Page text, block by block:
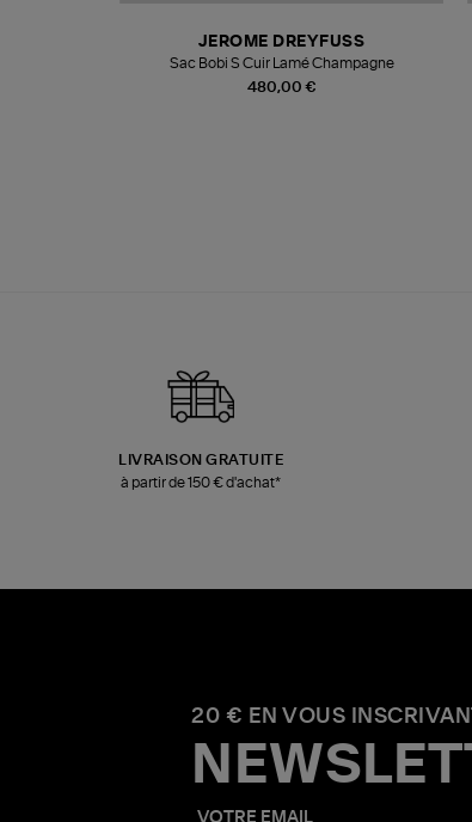
480,00 €
JEROME DREYFUSS
Sac Bobi S Cuir Lamé Champagne
LIVRAISON GRATUITE
à partir de 150 € d'achat*
20 € EN VOUS